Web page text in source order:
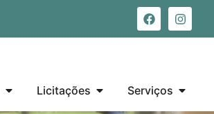
Licitações Serviços